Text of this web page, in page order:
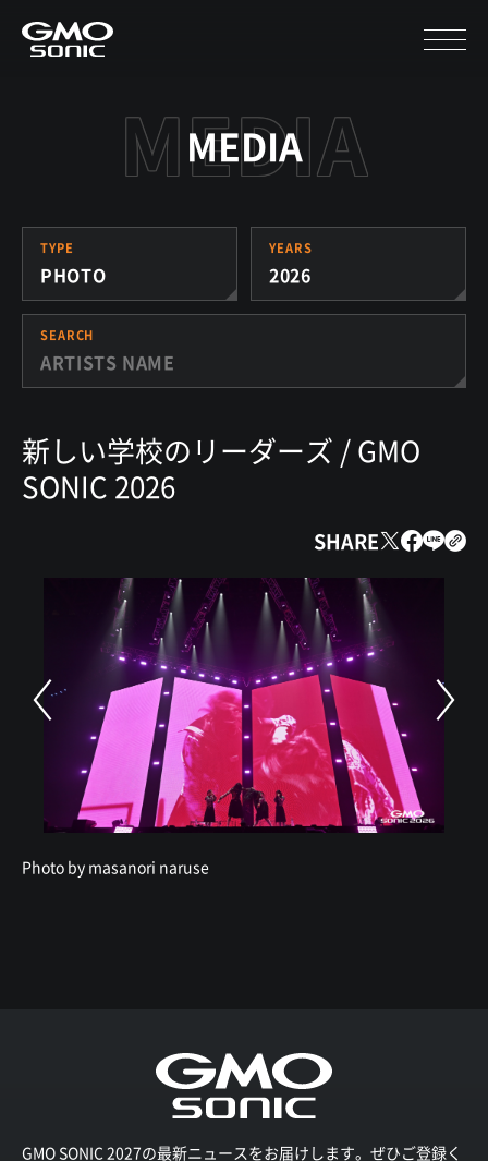
MEDIA
TYPE
PHOTO
YEARS
2026
SEARCH
新しい学校のリーダーズ / GMO
SONIC 2026
SHARE
Photo by masanori naruse
GMO SONIC 2027の最新ニュースをお届けします。ぜひご登録く